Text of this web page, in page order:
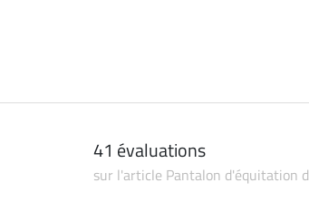
41 évaluations
sur l'article Pantalon d'équitation